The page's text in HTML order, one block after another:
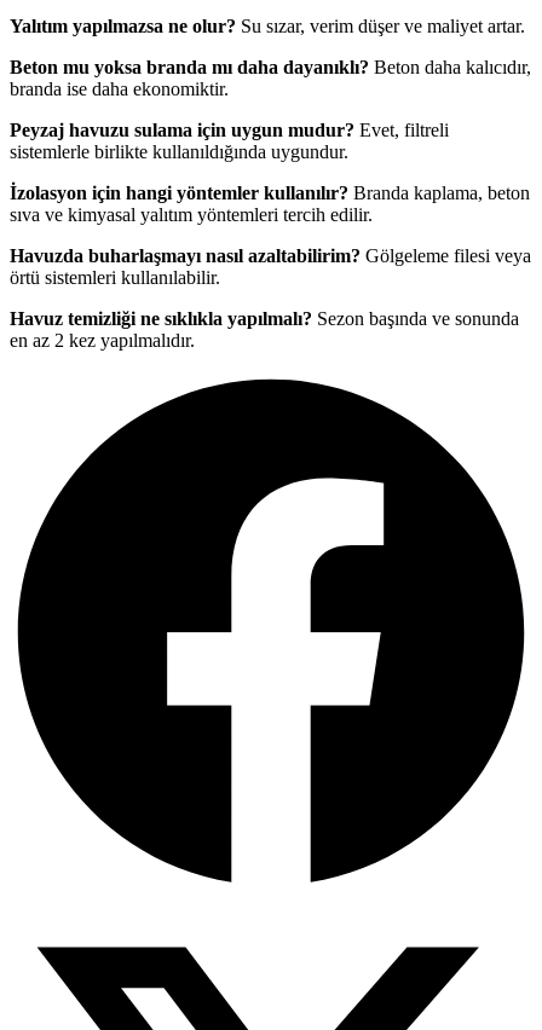
Yalıtım yapılmazsa ne olur? Su sızar, verim düşer ve maliyet artar.
Beton mu yoksa branda mı daha dayanıklı? Beton daha kalıcıdır,
branda ise daha ekonomiktir.
Peyzaj havuzu sulama için uygun mudur? Evet, filtreli
sistemlerle birlikte kullanıldığında uygundur.
İzolasyon için hangi yöntemler kullanılır? Branda kaplama, beton
sıva ve kimyasal yalıtım yöntemleri tercih edilir.
Havuzda buharlaşmayı nasıl azaltabilirim? Gölgeleme filesi veya
örtü sistemleri kullanılabilir.
Havuz temizliği ne sıklıkla yapılmalı? Sezon başında ve sonunda
en az 2 kez yapılmalıdır.